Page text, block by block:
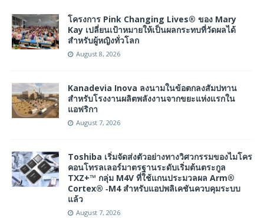
โครงการ Pink Changing Lives® ของ Mary
Kay เปลี่ยนเป้าหมายให้เป็นผลกระทบที่วัดผลได้
สำหรับผู้หญิงทั่วโลก
August 8, 2026
Kanadevia Inova ลงนามในข้อตกลงสัมปทาน
สำหรับโรงงานผลิตพลังงานจากขยะแห่งแรกใน
แอฟริกา
August 7, 2026
Toshiba เริ่มจัดส่งตัวอย่างทางวิศวกรรมของไมโคร
คอนโทรลเลอร์มาตรฐานระดับเริ่มต้นตระกูล
TXZ+™ กลุ่ม M4V ที่ใช้แกนประมวลผล Arm®
Cortex® ‑M4 สำหรับแอปพลิเคชันควบคุมระบบ
แล้ว
August 7, 2026